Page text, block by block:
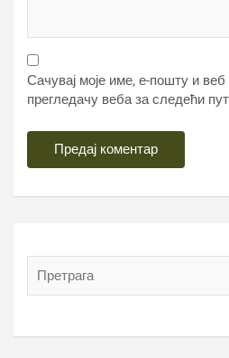
Сачувај моје име, е-пошту и
прегледачу веба за следећи